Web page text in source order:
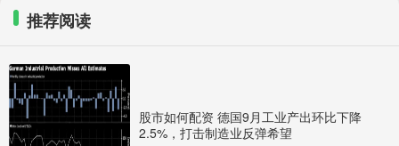
推荐阅读
股市如何配资 德国9月工业产出环比下降
2.5%，打击制造业反弹希望